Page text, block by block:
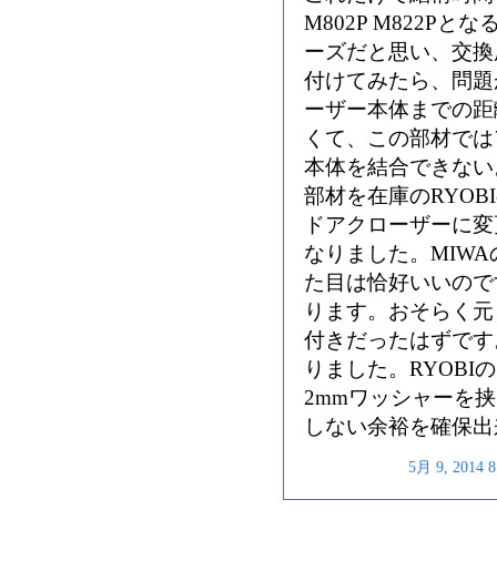
M802P M822Pとな
ーズだと思い、交
付けてみたら、問
ーザー本体までの
くて、この部材で
本体を結合できな
部材を在庫の
ドアクローザーに
なりました。
た目は恰好いいの
ります。おそらく
付きだったはずで
りました。RYOBI
2mmワッシャーを
しない余裕を確保
5月 9, 2014